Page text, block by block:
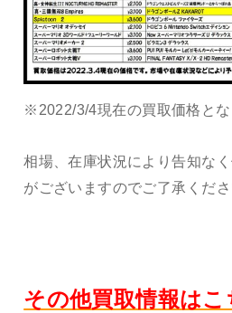
※2022/3/4現在の買取価格とな
相場、在庫状況により告知な
がございますのでご了承くださ
その他買取情報はこ